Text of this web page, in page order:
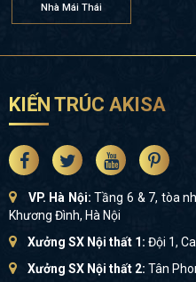
Nhà Mái Thái
KIẾN TRÚC AKISA
VP. Hà Nội:Tầng 6 & 7, tòa
Khương Đình, Hà Nội
Xưởng SX Nội thất 1: Đội 1,
Xưởng SX Nội thất 2: Tân